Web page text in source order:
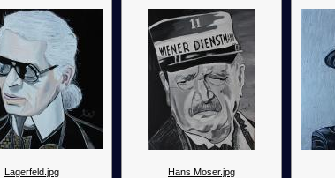
Lagerfeld.jpg Hans Moser.jpg